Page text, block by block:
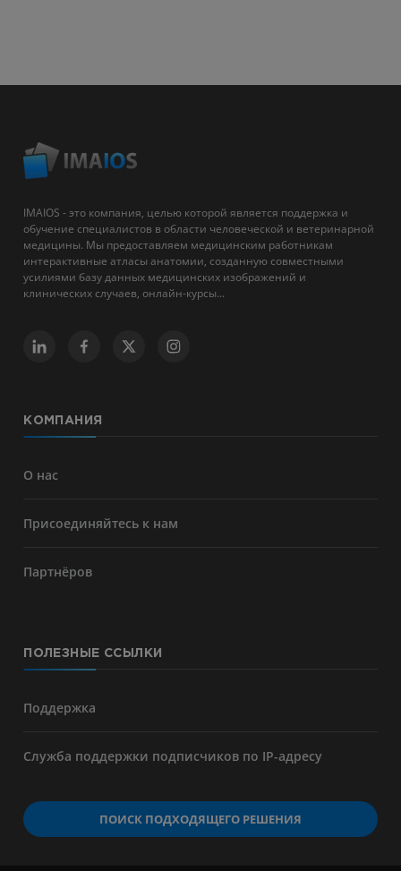
IMAIOS - это компания, целью которой является поддержка и
обучение специалистов в области человеческой и ветеринарной
медицины. Мы предоставляем медицинским работникам
интерактивные атласы анатомии, созданную совместными
усилиями базу данных медицинских изображений и
клинических случаев, онлайн-курсы...
КОМПАНИЯ
О нас
Присоединяйтесь к нам
Партнёров
ПОЛЕЗНЫЕ ССЫЛКИ
Поддержка
Служба поддержки подписчиков по IP-адресу
ПОИСК ПОДХОДЯЩЕГО РЕШЕНИЯ